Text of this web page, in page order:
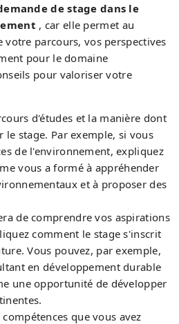
de stage dans le
, car elle permet au
parcours, vos perspectives
pour le domaine
pour valoriser votre
d'études et la manière dont
le stage. Par exemple, si vous
de l'environnement, expliquez
vous a formé à appréhender
et à proposer des
de comprendre vos aspirations
comment le stage s'inscrit
Vous pouvez, par exemple,
en développement durable
une opportunité de développer
que vous avez